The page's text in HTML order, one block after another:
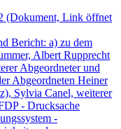
(Dokument, Link öffnet
Bericht: a) zu dem
Albert Rupprecht
Abgeordneter und
Abgeordneten Heiner
Sylvia Canel, weiterer
- Drucksache
-